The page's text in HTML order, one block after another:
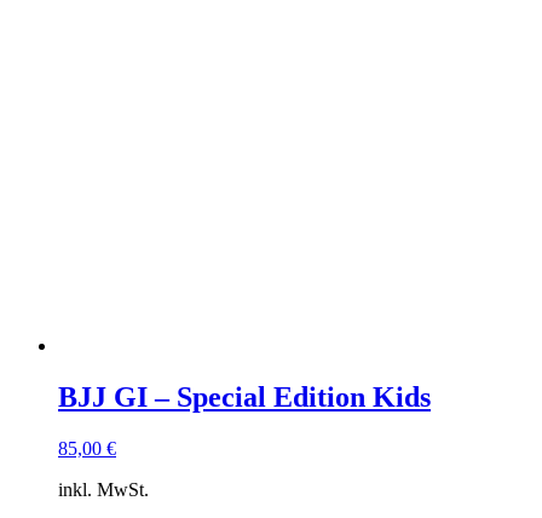
BJJ GI – Special Edition Kids
85,00 €
inkl. MwSt.